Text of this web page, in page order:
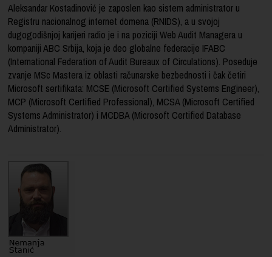
Aleksandar Kostadinović je zaposlen kao sistem administrator u
Registru nacionalnog internet domena (RNIDS), a u svojoj
dugogodišnjoj karijeri radio je i na poziciji Web Audit Managera u
kompaniji ABC Srbija, koja je deo globalne federacije IFABC
(International Federation of Audit Bureaux of Circulations). Poseduje
zvanje MSc Mastera iz oblasti računarske bezbednosti i čak četiri
Microsoft sertifikata: MCSE (Microsoft Certified Systems Engineer),
MCP (Microsoft Certified Professional), MCSA (Microsoft Certified
Systems Administrator) i MCDBA (Microsoft Certified Database
Administrator).